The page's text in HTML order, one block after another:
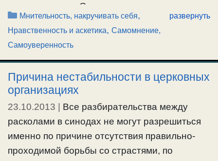
от самомнения. О самомнении и
мнительности, бесовском обольщении и
душевном вИдении. О.Серафим: В наше
время, по причине всеобщего духа самости и
гордыни, в людях очень сильно возросло
самомнение. По этой причине, мой тебе
совет, борись с самомнением и
мнительностью, …
Ещё…
#духовноевИдение,#мнительность,#нестабильность
Рубрики
Мнительность, накручивать себя,
Нравственность и аскетика, Самомнение,
Самоуверенность
развернуть
Причина нестабильности в церковных
организациях
23.10.2013 | Все разбирательства между
расколами в синодах не могут разрешиться
именно по причине отсутствия правильно-
проходимой борьбы со страстями, по